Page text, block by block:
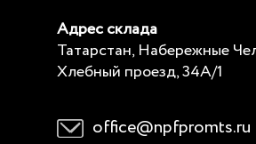
Адрес склада
Татарстан, Набережные
Хлебный проезд, 34А/1
office@npfpromts.ru